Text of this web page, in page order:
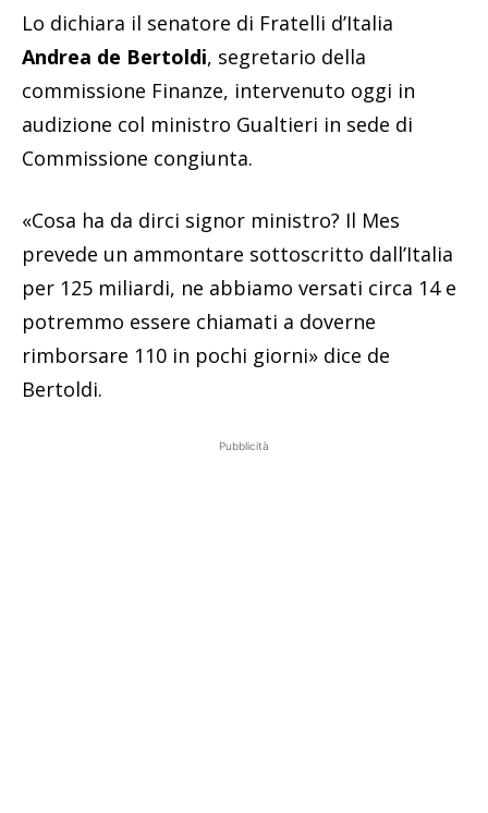
Lo dichiara il senatore di Fratelli d’Italia
Andrea de Bertoldi, segretario della
commissione Finanze, intervenuto oggi in
audizione col ministro Gualtieri in sede di
Commissione congiunta.
«Cosa ha da dirci signor ministro? Il Mes
prevede un ammontare sottoscritto dall’Italia
per 125 miliardi, ne abbiamo versati circa 14 e
potremmo essere chiamati a doverne
rimborsare 110 in pochi giorni» dice de
Bertoldi.
Pubblicità